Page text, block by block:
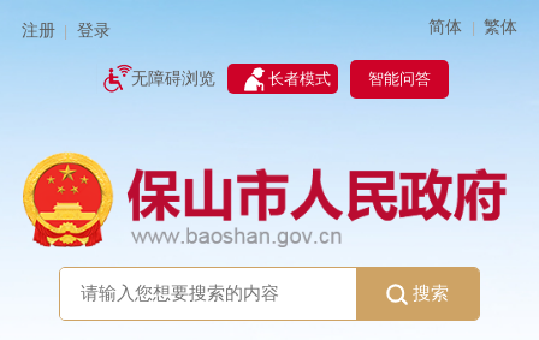
注册 登录 简体 | 繁体
无障碍浏览 长者模式 智能问答
搜索